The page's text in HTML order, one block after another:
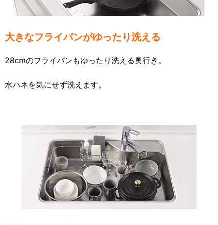
大きなフライパンがゆったり洗える
28cmのフライパンもゆったり洗える奥行き。
水ハネを気にせず洗えます。